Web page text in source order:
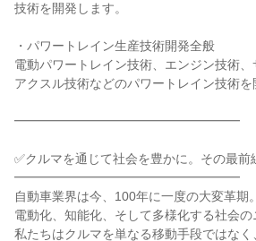
技術を開発します。
・パワートレイン生産技術開発全般
電動パワートレイン技術、エンジン技術、
アクスル技術などのパワートレイン技術を
━━━━━━━━━━━━━━━━━━
✅クルマを通じて社会を豊かに。その最前
━━━━━━━━━━━━━━━━━━
自動車業界は今、100年に一度の大変革期。
電動化、知能化、そして多様化する社会の
私たちはクルマを単なる移動手段ではなく